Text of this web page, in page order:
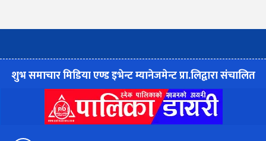
शुभ समाचार मिडिया एण्ड इभेन्ट म्यानेजमेन्ट प्रा.लिद्वारा संचालित